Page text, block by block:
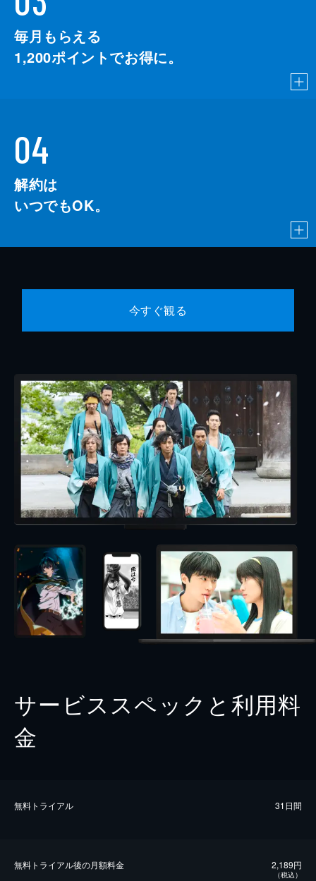
毎月もらえる
1,200ポイントでお得に。
04
解約は
いつでもOK。
今すぐ観る
サービススペックと利用料
金
無料トライアル 31日間
無料トライアル後の⽉額料金 2,189円
（税込）